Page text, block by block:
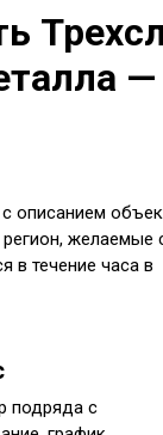
—
описанием
желаемые
в течение часа в
подряда с